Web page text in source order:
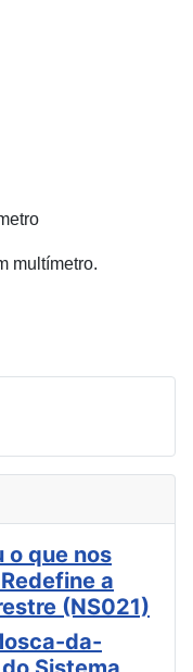
multímetro.
o que nos
a
(NS021)
da-